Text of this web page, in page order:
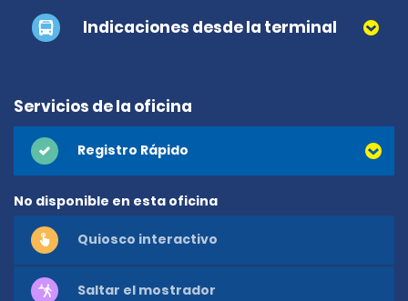
Indicaciones desde la terminal
Servicios de la oficina
Registro Rápido
No disponible en esta oficina
Quiosco interactivo
Saltar el mostrador